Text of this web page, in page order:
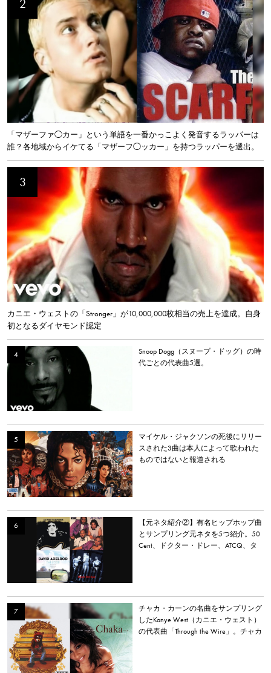
「マザーファ◯カー」という単語を一番かっこよく発音するラッパーは
誰？各地域からイケてる「マザーフ◯ッカー」を持つラッパーを選出。
カニエ・ウェストの「Stronger」が10,000,000枚相当の売上を達成。自身
初となるダイヤモンド認定
Snoop Dogg（スヌープ・ドッグ）の時
代ごとの代表曲5選。
マイケル・ジャクソンの死後にリリー
スされた3曲は本人によって歌われた
ものではないと報道される
【元ネタ紹介②】有名ヒップホップ曲
とサンプリング元ネタを5つ紹介。50
Cent、ドクター・ドレー、ATCQ、タ
チャカ・カーンの名曲をサンプリング
したKanye West（カニエ・ウェスト）
の代表曲「Through the Wire」。チャカ